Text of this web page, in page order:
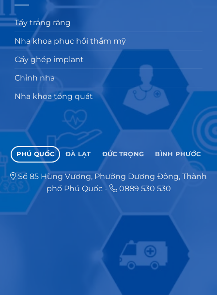
Tẩy trắng răng
Nha khoa phục hồi thẩm mỹ
Cấy ghép implant
Chỉnh nha
Nha khoa tổng quát
PHÚ QUỐC ĐÀ LẠT ĐỨC TRỌNG BÌNH PHƯỚC
Số 85 Hùng Vương, Phường Dương Đông, Thành
phố Phú Quốc- 0889 530 530